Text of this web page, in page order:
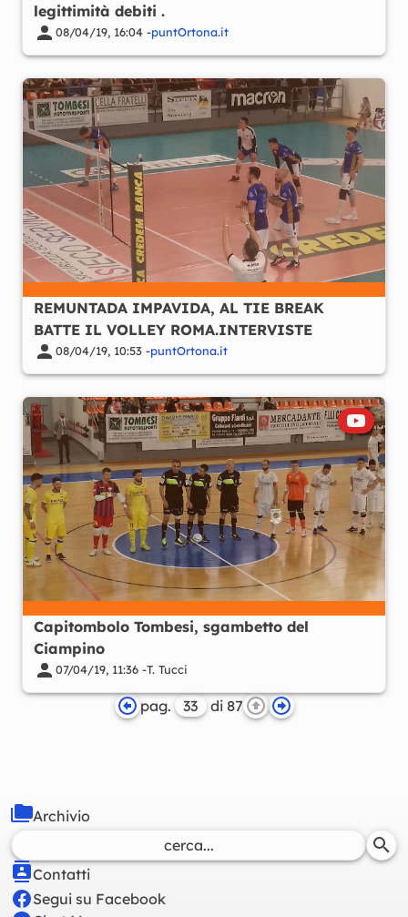
legittimità debiti .
08/04/19, 16:04 -puntOrtona.it
REMUNTADA IMPAVIDA, AL TIE BREAK
BATTE IL VOLLEY ROMA.INTERVISTE
08/04/19, 10:53 -puntOrtona.it
Capitombolo Tombesi, sgambetto del
Ciampino
07/04/19, 11:36 -T. Tucci
pag. di 87
Contatti
Segui su Facebook
Archivio